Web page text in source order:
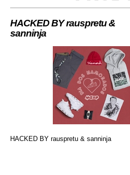
HACKED BY rauspretu &
sanninja
HACKED BY rauspretu & sanninja